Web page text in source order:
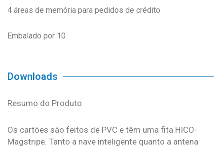
4 áreas de memória para pedidos de crédito
Embalado por 10
Downloads
Resumo do Produto
Os cartões são feitos de PVC e têm uma fita HICO-
Magstripe. Tanto a nave inteligente quanto a antena